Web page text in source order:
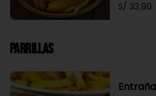
S/ 33.90
Parrillas
Entraña